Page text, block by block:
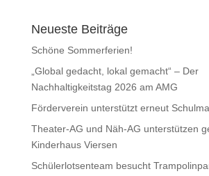
Neueste Beiträge
Schöne Sommerferien!
„Global gedacht, lokal gemacht“ – Der
Nachhaltigkeitstag 2026 am AMG
Förderverein unterstützt erneut
Theater-AG und Näh-AG unterstützen
Kinderhaus Viersen
Schülerlotsenteam besucht